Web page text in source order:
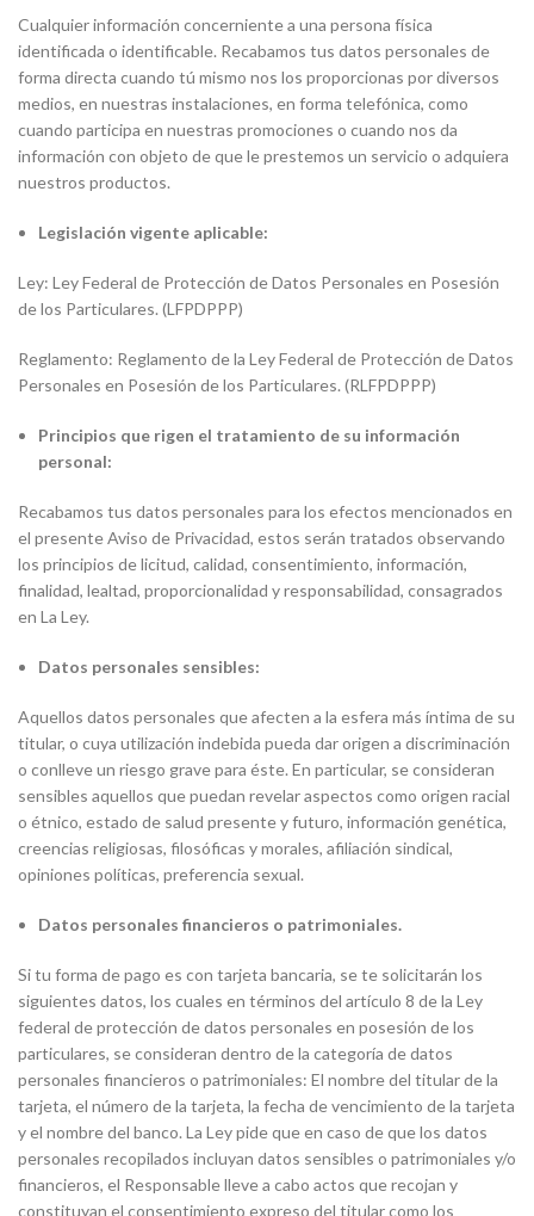
Cualquier información concerniente a una persona física
identificada o identificable. Recabamos tus datos personales de
forma directa cuando tú mismo nos los proporcionas por diversos
medios, en nuestras instalaciones, en forma telefónica, como
cuando participa en nuestras promociones o cuando nos da
información con objeto de que le prestemos un servicio o adquiera
nuestros productos.
Legislación vigente aplicable:
Ley: Ley Federal de Protección de Datos Personales en Posesión
de los Particulares. (LFPDPPP)
Reglamento: Reglamento de la Ley Federal de Protección de Datos
Personales en Posesión de los Particulares. (RLFPDPPP)
Principios que rigen el tratamiento de su información
personal:
Recabamos tus datos personales para los efectos mencionados en
el presente Aviso de Privacidad, estos serán tratados observando
los principios de licitud, calidad, consentimiento, información,
finalidad, lealtad, proporcionalidad y responsabilidad, consagrados
en La Ley.
Datos personales sensibles:
Aquellos datos personales que afecten a la esfera más íntima de su
titular, o cuya utilización indebida pueda dar origen a discriminación
o conlleve un riesgo grave para éste. En particular, se consideran
sensibles aquellos que puedan revelar aspectos como origen racial
o étnico, estado de salud presente y futuro, información genética,
creencias religiosas, filosóficas y morales, afiliación sindical,
opiniones políticas, preferencia sexual.
Datos personales financieros o patrimoniales.
Si tu forma de pago es con tarjeta bancaria, se te solicitarán los
siguientes datos, los cuales en términos del artículo 8 de la Ley
federal de protección de datos personales en posesión de los
particulares, se consideran dentro de la categoría de datos
personales financieros o patrimoniales: El nombre del titular de la
tarjeta, el número de la tarjeta, la fecha de vencimiento de la tarjeta
y el nombre del banco. La Ley pide que en caso de que los datos
personales recopilados incluyan datos sensibles o patrimoniales y/o
financieros, el Responsable lleve a cabo actos que recojan y
constituyan el consentimiento expreso del titular como los